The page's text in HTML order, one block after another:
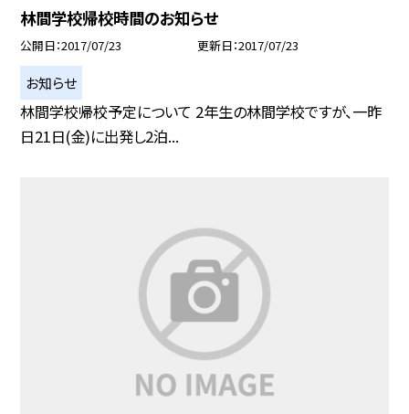
林間学校帰校時間のお知らせ
公開日 2017/07/23 更新日 2017/07/23
お知らせ
林間学校帰校予定について 2年生の林間学校ですが、一昨
日21日(金)に出発し2泊...